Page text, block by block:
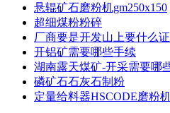
悬辊矿石磨粉机gm250x150
超细煤粉粉碎
厂商要是开发山上要什么证
开铝矿需要哪些手续
湖南露天煤矿-开采需要哪
磷矿石石灰石制粉
定量给料器HSCODE磨粉